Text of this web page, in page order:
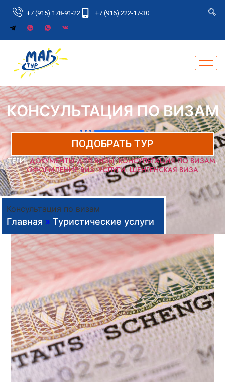
+7 (915) 178-91-22 +7 (916) 222-17-30
КОНСУЛЬТАЦИЯ ПО ВИЗАМ
ПОДОБРАТЬ ТУР
ТЕГИ:ДОКУМЕНТЫ ДЛЯ ВИЗЫ,КОНСУЛЬТАЦИЯ ПО ВИЗАМ,
ОФОРМЛЕНИЕ ВИЗ,УСЛУГИ,ШЕНГЕНСКАЯ ВИЗА
Консультация по визам
Главная » Туристические услуги